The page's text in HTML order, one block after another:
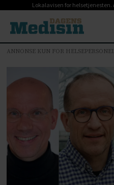
Lokalavisen for helsetjenesten.
ANNONSE KUN FOR